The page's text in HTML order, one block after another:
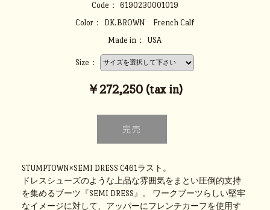
Code：
6190230001019
Color：
DK.BROWN French Calf
Made in：
USA
Size：
￥272,250 (tax in)
STUMPTOWN×SEMI DRESS C461ラスト。
ドレスシューズのような上品な雰囲気をまとい圧倒的支持
を集めるブーツ『SEMI DRESS』。 ワークブーツらしい堅牢
なイメージに対して、アッパーにフレンチカーフを使用す